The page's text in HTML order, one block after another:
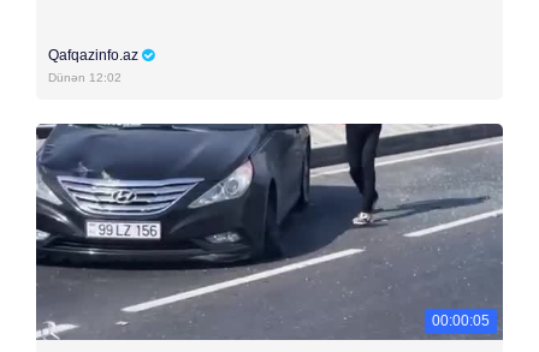
Qafqazinfo.az
Dünən 12:02
00:00:05